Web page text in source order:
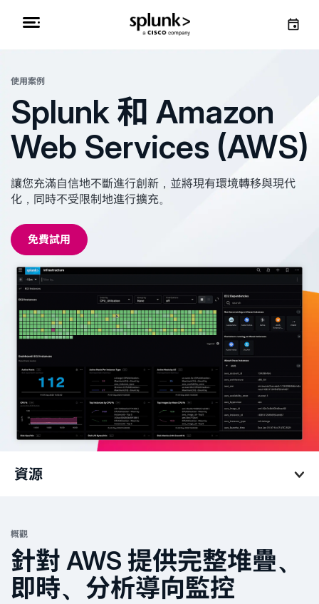
使用案例
Splunk 和 Amazon
Web Services (AWS)
讓您充滿自信地不斷進行創新，並將現有環境轉移與現代
化，同時不受限制地進行擴充。
免費試用
資源
資源
概觀
針對 AWS 提供完整堆疊、
即時、分析導向監控